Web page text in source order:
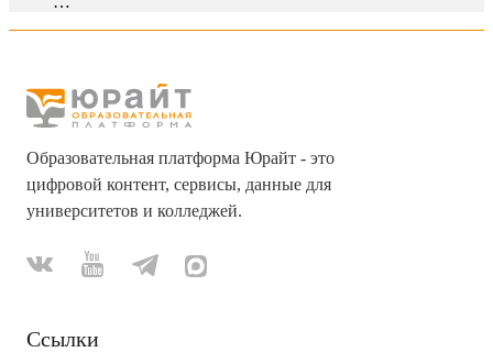
Образовательная платформа Юрайт - это
цифровой контент, сервисы, данные для
университетов и колледжей.
Ссылки